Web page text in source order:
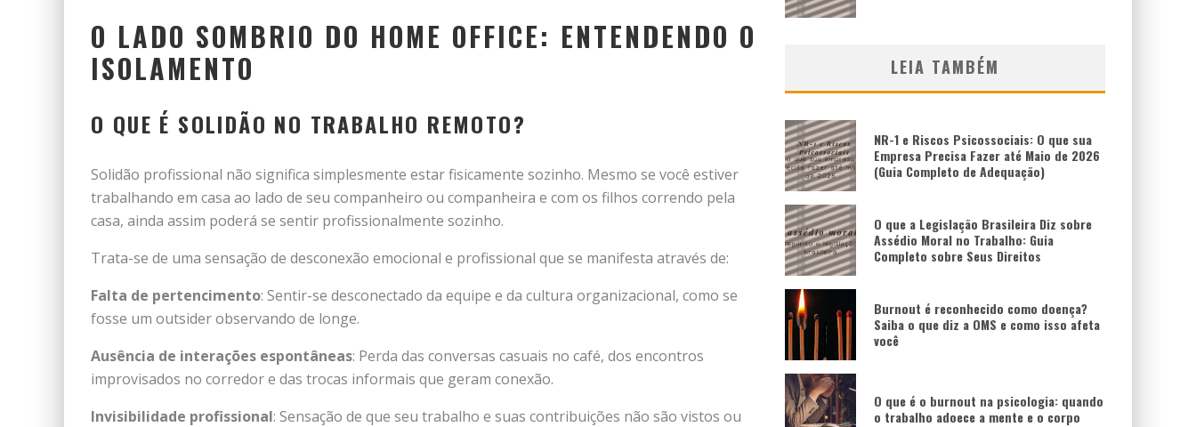
O LADO SOMBRIO DO HOME OFFICE: ENTENDENDO O
ISOLAMENTO
O QUE É SOLIDÃO NO TRABALHO REMOTO?
Solidão profissional não significa simplesmente estar fisicamente sozinho. Mesmo se você estiver
trabalhando em casa ao lado de seu companheiro ou companheira e com os filhos correndo pela
casa, ainda assim poderá se sentir profissionalmente sozinho.
Trata-se de uma sensação de desconexão emocional e profissional que se manifesta através de:
Falta de pertencimento: Sentir-se desconectado da equipe e da cultura organizacional, como se
fosse um outsider observando de longe.
Ausência de interações espontâneas: Perda das conversas casuais no café, dos encontros
improvisados no corredor e das trocas informais que geram conexão.
Invisibilidade profissional: Sensação de que seu trabalho e suas contribuições não são vistos ou
LEIA TAMBÉM
NR-1 e Riscos Psicossociais: O que sua
Empresa Precisa Fazer até Maio de 2026
(Guia Completo de Adequação)
O que a Legislação Brasileira Diz sobre
Assédio Moral no Trabalho: Guia
Completo sobre Seus Direitos
Burnout é reconhecido como doença?
Saiba o que diz a OMS e como isso afeta
você
O que é o burnout na psicologia: quando
o trabalho adoece a mente e o corpo